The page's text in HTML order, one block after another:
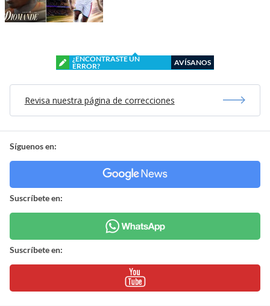
¿ENCONTRASTE UN
ERROR?
AVÍSANOS
Revisa nuestra página de correcciones
Síguenos en:
Suscríbete en:
Suscríbete en: